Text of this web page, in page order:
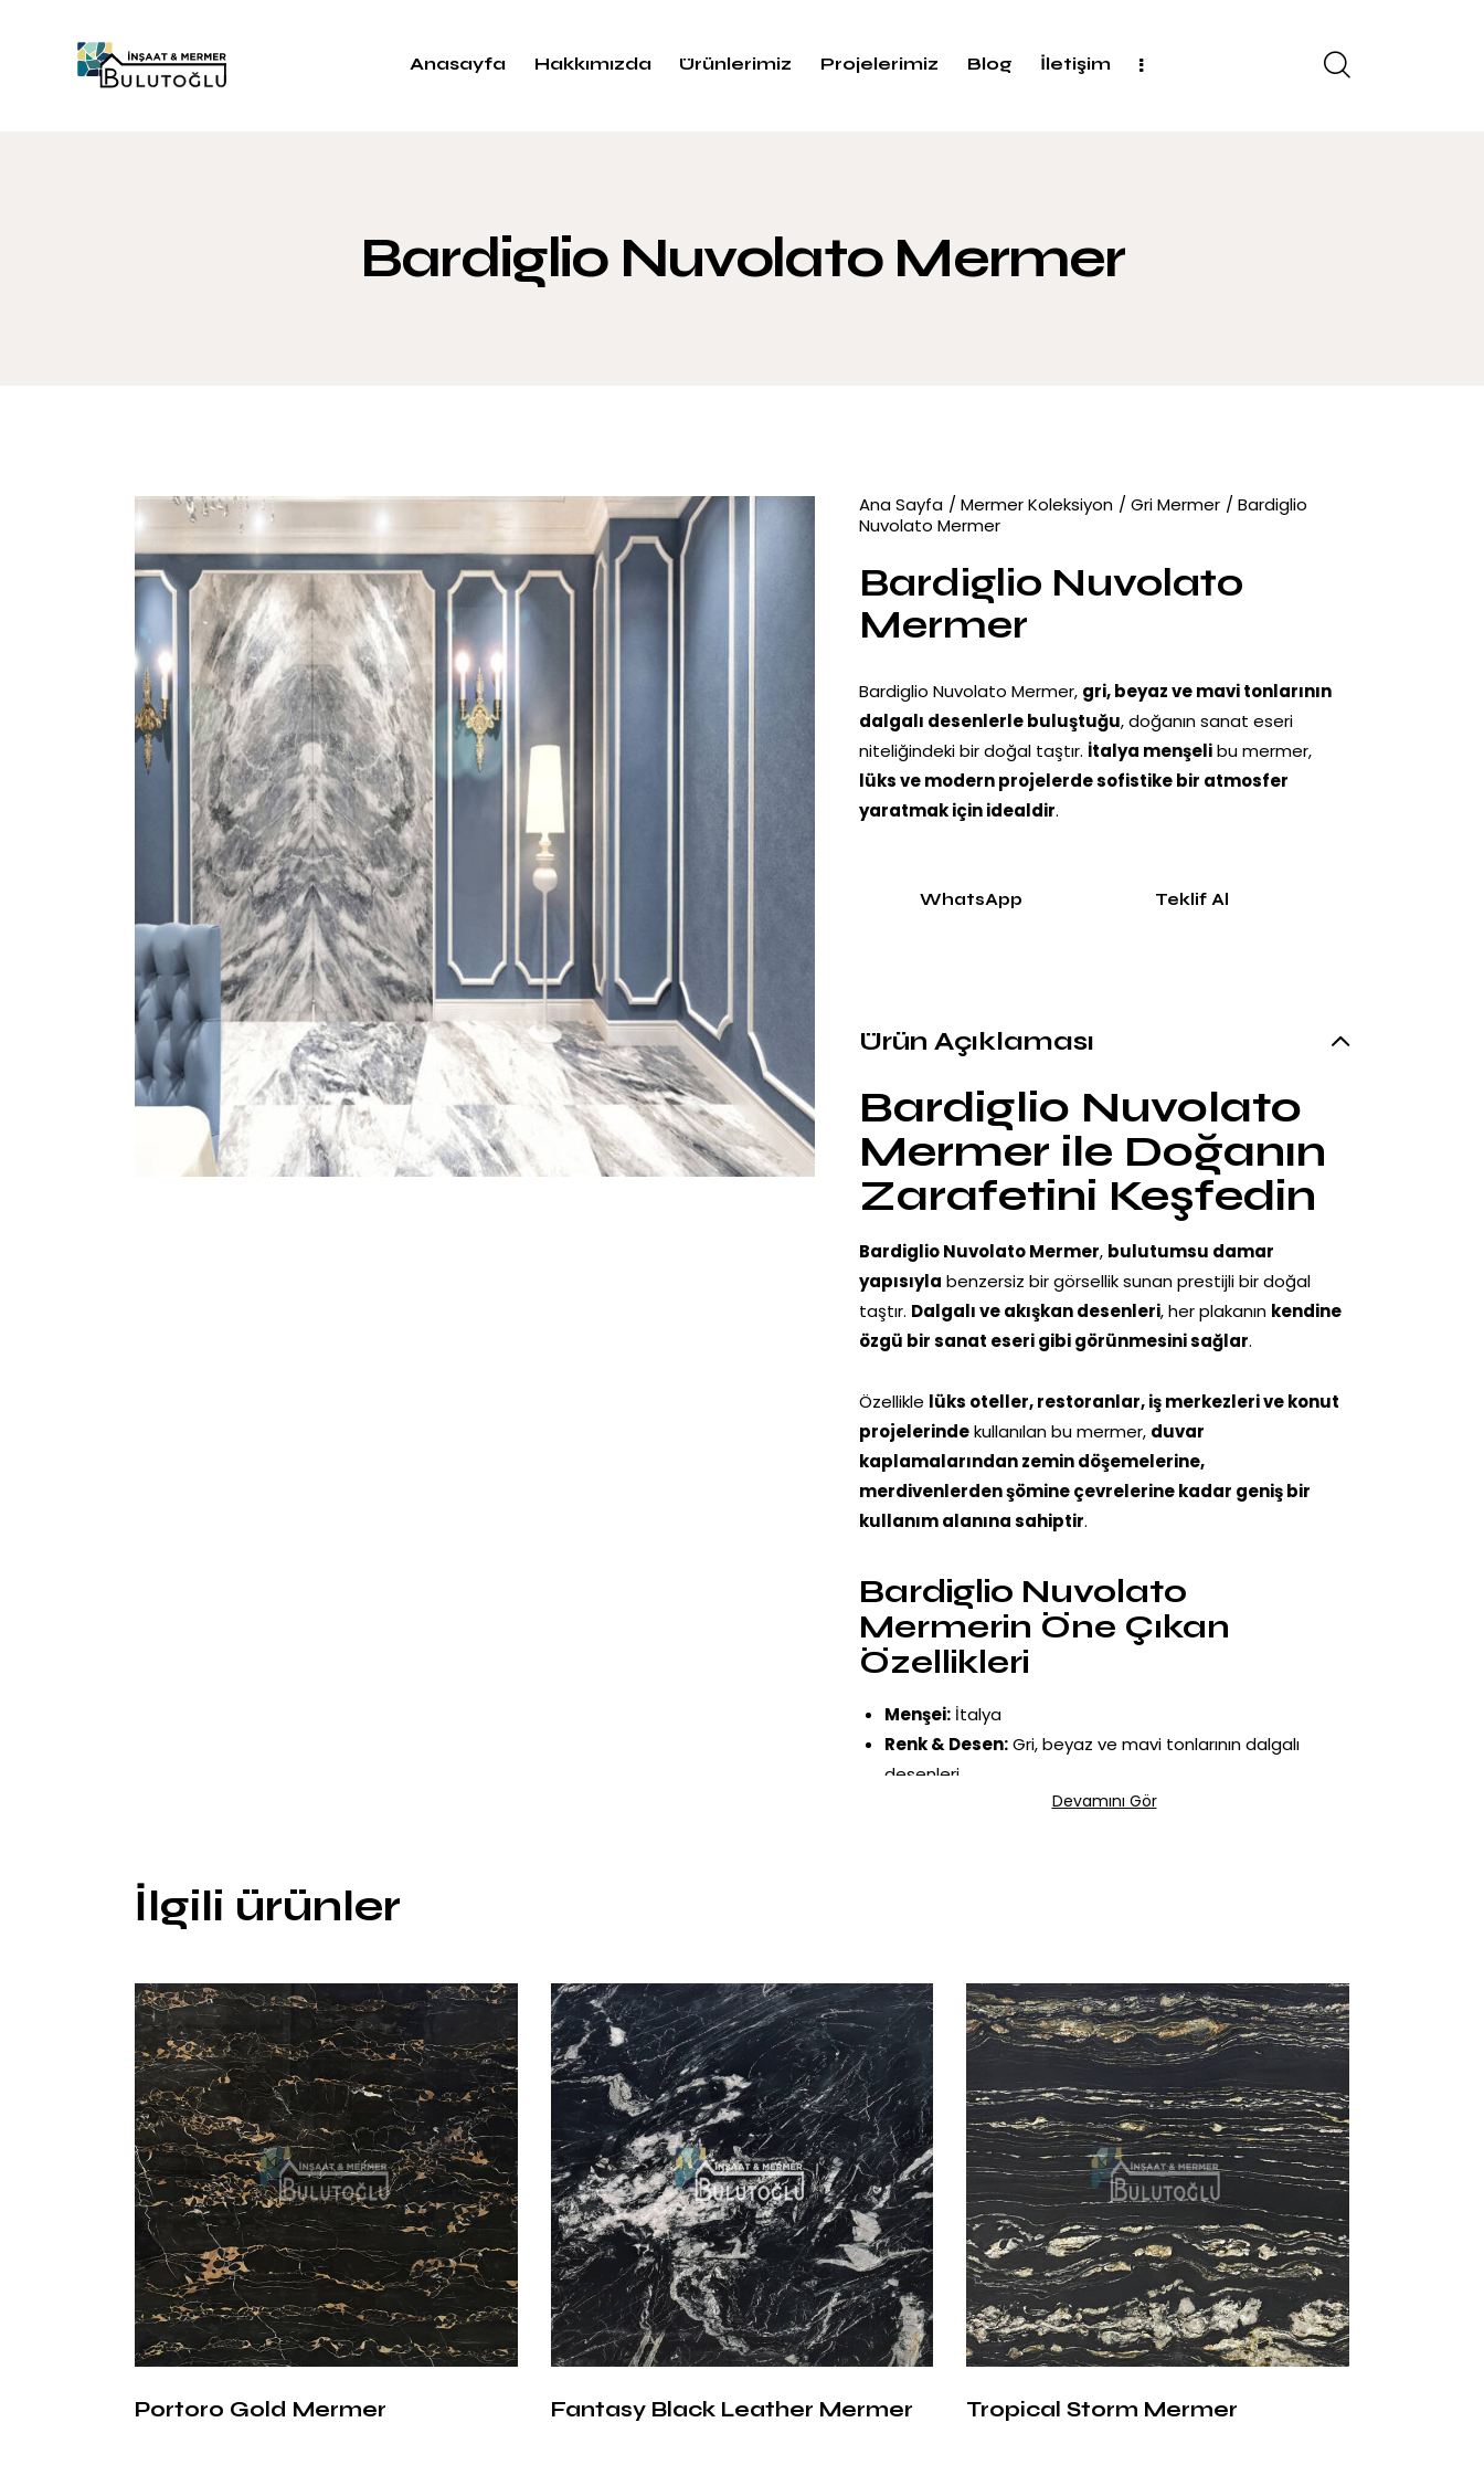
Anasayfa Hakkımızda Ürünlerimiz Projelerimiz Blog İletişim
Bardiglio Nuvolato Mermer
Ana Sayfa Mermer Koleksiyon Gri Mermer
Bardiglio
Nuvolato Mermer
Bardiglio Nuvolato
Mermer
Bardiglio Nuvolato Mermer, gri, beyaz ve mavi tonlarının
dalgalı desenlerle buluştuğu, doğanın sanat eseri
niteliğindeki bir doğal taştır. İtalya menşelibu mermer,
lüks ve modern projelerde sofistike bir atmosfer
yaratmak için idealdir.
WhatsApp Teklif Al
Ürün Açıklaması
Bardiglio Nuvolato
Mermer ile Doğanın
Zarafetini Keşfedin
Bardiglio Nuvolato Mermer, bulutumsu damar
yapısıyla benzersiz bir görsellik sunan prestijli bir doğal
taştır. Dalgalı ve akışkan desenleri, her plakanın kendine
özgü bir sanat eseri gibi görünmesini sağlar.
Özellikle lüks oteller, restoranlar, iş merkezleri ve konut
projelerindekullanılan bu mermer, duvar
kaplamalarından zemin döşemelerine,
merdivenlerden şömine çevrelerine kadar geniş bir
kullanım alanına sahiptir.
Bardiglio Nuvolato
Mermerin Öne Çıkan
Özellikleri
Menşei:İtalya
Renk & Desen:Gri, beyaz ve mavi tonlarının dalgalı
desenleri
Modern ve Prestijli:Dekorasyona zarif ve sofistike bir
Bardiglio Nuvolato Mermer
Kullanım Alanları
Bardiglio Nuvolato Mermer, şık ve zarif görünümüyle
birçok mimari projede yer almaktadır:
Otel ve İş Merkezleri:Prestijli giriş alanlarında çarpıcı bir
atmosfer yaratır
Lüks Konut Projeleri:Villalarda ve rezidanslarda
dekoratif kaplama olarak kullanılır
Restoran ve Kafeler:Modern ve sofistike iç mekân
tasarımlarında tercih edilir
uygulamalarda fark yaratır
Devamını Gör
İlgili ürünler
Portoro Gold Mermer Fantasy Black Leather Mermer Tropical Storm Mermer